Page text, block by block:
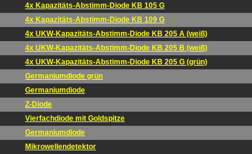
4x Kapazitäts-Abstimm-Diode KB 105 G
4x Kapazitäts-Abstimm-Diode KB 109 G
4x UKW-Kapazitäts-Abstimm-Diode KB 205 A (weiß)
4x UKW-Kapazitäts-Abstimm-Diode KB 205 B (weiß)
4x UKW-Kapazitäts-Abstimm-Diode KB 205 G (grün)
Germaniumdiode grün
Germaniumdiode
Z-Diode
Vierfachdiode mit Goldspitze
Germaniumdiode
Mikrowellendetektor